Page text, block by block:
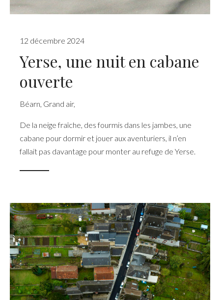
12 décembre 2024
Yerse, une nuit en cabane
ouverte
Béarn Grand air,
De la neige fraîche, des fourmis dans les jambes, une
cabane pour dormir et jouer aux aventuriers, il n’en
fallait pas davantage pour monter au refuge de Yerse.